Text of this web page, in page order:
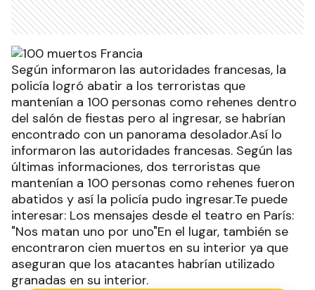
Según informaron las autoridades francesas, la
policía logró abatir a los terroristas que
mantenían a 100 personas como rehenes dentro
del salón de fiestas pero al ingresar, se habrían
encontrado con un panorama desolador.Así lo
informaron las autoridades francesas. Según las
últimas informaciones, dos terroristas que
mantenían a 100 personas como rehenes fueron
abatidos y así la policía pudo ingresar.Te puede
interesar: Los mensajes desde el teatro en París:
"Nos matan uno por uno"En el lugar, también se
encontraron cien muertos en su interior ya que
aseguran que los atacantes habrían utilizado
granadas en su interior.